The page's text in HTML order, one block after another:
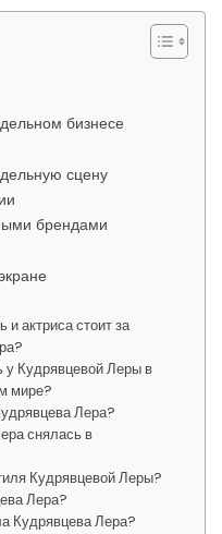
бизнесе
сцену
брендами
и актриса стоит за
у Кудрявцевой Леры в
мире?
Лера?
снялась в
Кудрявцевой Леры?
Лера?
Кудрявцева Лера?